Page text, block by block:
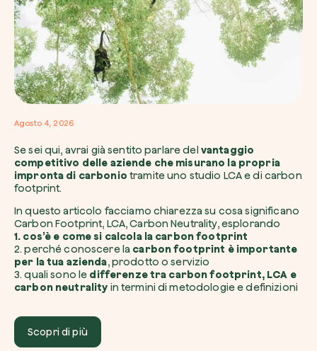
Agosto 4, 2026
Se sei qui, avrai già sentito parlare del vantaggio
competitivo delle aziende che misurano la propria
impronta di carbonio tramite uno studio LCAe di carbon
footprint.
In questo articolo facciamo chiarezza su cosa significano
Carbon Footprint, LCA, Carbon Neutrality, esplorando
1. cos’è e come si calcola la carbon footprint
2. perché conoscere la carbon footprint è importante
per la tua azienda, prodotto o servizio
3. quali sono le differenze tra carbon footprint, LCA e
carbon neutrality in termini di metodologie e definizioni
Scopri di più
Pianta un albero
Pianta, adotta o regala un albero. Scegli tra
specie.
Piantalo ora
da zeroCO2
Accetto l’informativa sullaPrivacy
Non compilare questo campo
Invia richiesta